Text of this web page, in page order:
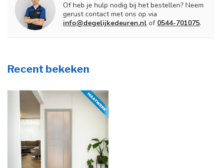
Of heb je hulp nodig bij het bestellen? Neem
gerust contact met ons op via
info@degelijkedeuren.nl of 0544-701075.
Recent bekeken